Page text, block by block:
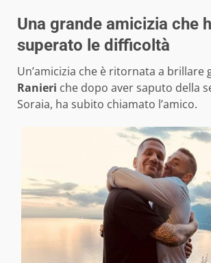
Una grande amicizia che
superato le difficoltà
Un’amicizia che è ritornata a brillare
Ranieri che dopo aver saputo della
Soraia, ha subito chiamato l’amico.